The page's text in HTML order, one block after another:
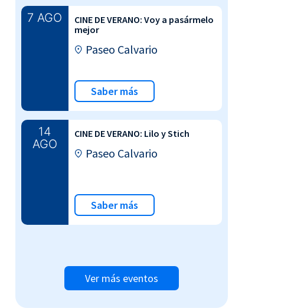
7 AGO
CINE DE VERANO: Voy a pasármelo
mejor
Paseo Calvario
Saber más
14
AGO
CINE DE VERANO: Lilo y Stich
Paseo Calvario
Saber más
Ver más eventos